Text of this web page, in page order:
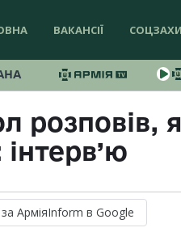
ВАКАНСІЇ
розповів,
за АрміяInform в Google